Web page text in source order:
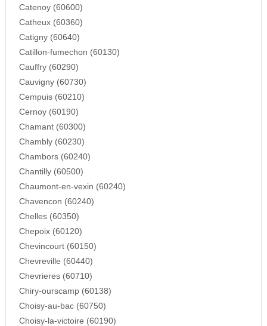
Catenoy (60600)
Catheux (60360)
Catigny (60640)
Catillon-fumechon (60130)
Cauffry (60290)
Cauvigny (60730)
Cempuis (60210)
Cernoy (60190)
Chamant (60300)
Chambly (60230)
Chambors (60240)
Chantilly (60500)
Chaumont-en-vexin (60240)
Chavencon (60240)
Chelles (60350)
Chepoix (60120)
Chevincourt (60150)
Chevreville (60440)
Chevrieres (60710)
Chiry-ourscamp (60138)
Choisy-au-bac (60750)
Choisy-la-victoire (60190)